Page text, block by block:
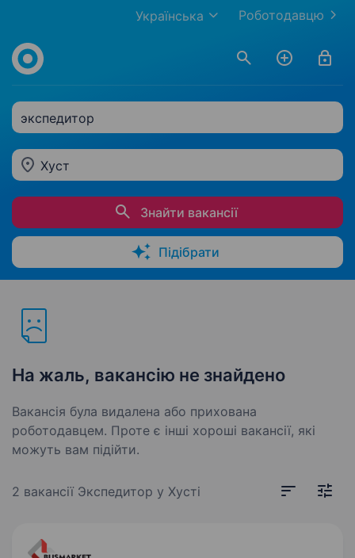
Роботодавцю
Українська
экспедитор
Хуст
Знайти вакансії
Підібрати
На жаль, вакансію не знайдено
Вакансія була видалена або прихована
роботодавцем. Проте є інші хороші вакансії, які
можуть вам підійти.
2 вакансії Экспедитор у Хусті